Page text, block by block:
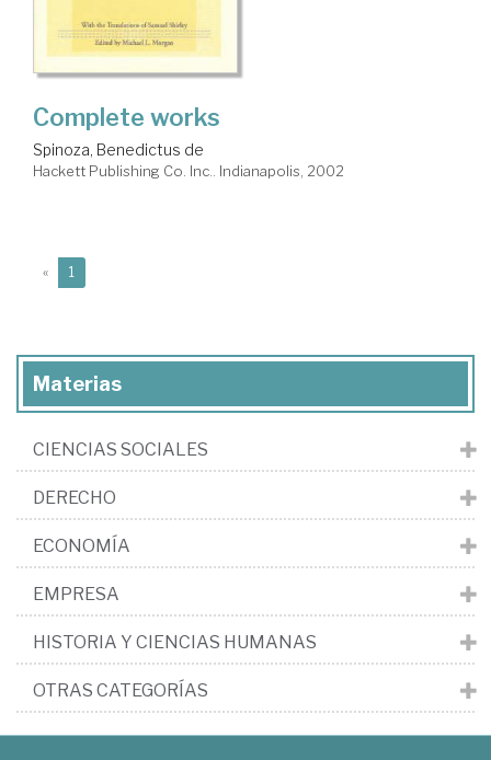
Complete works
Spinoza, Benedictus de
Hackett Publishing Co. Inc.. Indianapolis, 2002
« 1
Materias
CIENCIAS SOCIALES
DERECHO
ECONOMÍA
EMPRESA
HISTORIA Y CIENCIAS HUMANAS
OTRAS CATEGORÍAS